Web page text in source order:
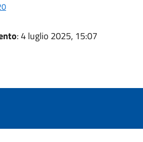
: 4 luglio 2025, 15:07